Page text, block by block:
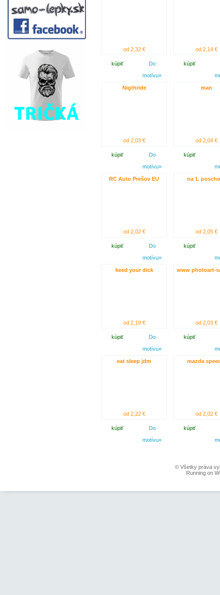
od 2,32 €
kúpiť
Do
motívu»
od 2,14 €
kúpiť
Nigthride
od 2,03 €
kúpiť
Do
motívu»
man
od 2,04 €
kúpiť
RC Auto Prešov EU
od 2,02 €
kúpiť
Do
motívu»
na 1.
od 2,05 €
kúpiť
keed your dick
od 2,19 €
kúpiť
Do
motívu»
www photoart-
od 2,03 €
kúpiť
eat sleep jdm
od 2,22 €
kúpiť
Do
motívu»
mazda
od 2,02 €
kúpiť
© Všetky práva
Running on